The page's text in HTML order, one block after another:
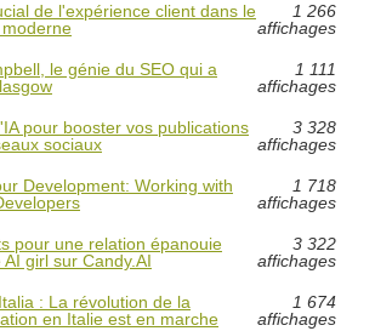
de l'expérience client dans le
1 266
affichages
le génie du SEO qui a
1 111
affichages
pour booster vos publications
sociaux
3 328
affichages
Development: Working with
1 718
affichages
pour une relation épanouie
girl sur Candy.AI
3 322
affichages
: La révolution de la
en Italie est en marche
1 674
affichages